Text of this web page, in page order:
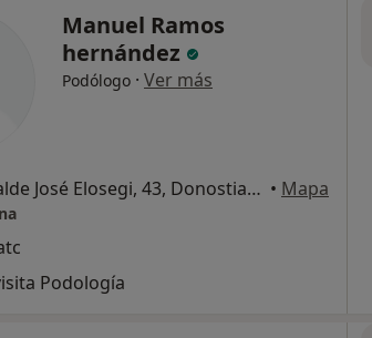
Manuel Ramos
hernández
Podólogo · Ver más
Avda. Alcalde José Elosegi, 43, Donostia-San Sebastian • Mapa
Podología